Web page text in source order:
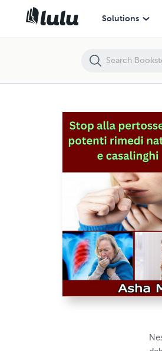
Solutions
Stop alla pertosse con potenti rimedi